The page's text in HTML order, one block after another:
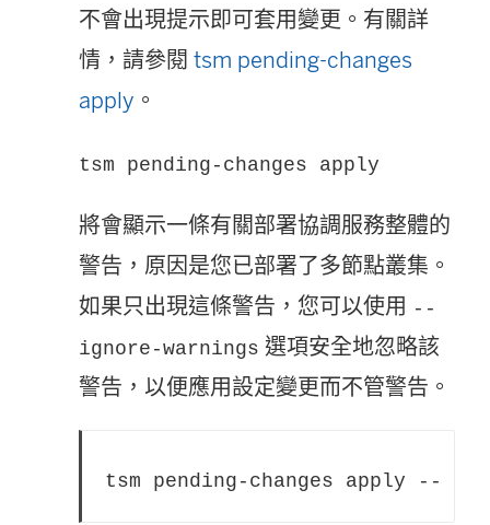
不會出現提示即可套用變更。有關詳
情，請參閱 tsm pending-changes
apply 。
tsm pending-changes apply
將會顯示一條有關部署協調服務整體的
警告，原因是您已部署了多節點叢集。
如果只出現這條警告，您可以使用 --
ignore-warnings 選項安全地忽略該
警告，以便應用設定變更而不管警告。
tsm pending-changes apply --